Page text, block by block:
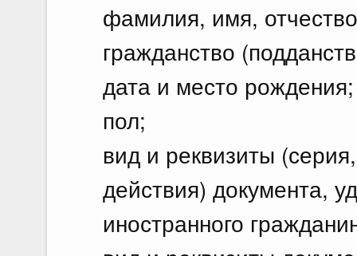
фамилия, имя,
гражданство
дата и место рождения;
пол;
вид и реквизиты
действия) документа,
иностранного